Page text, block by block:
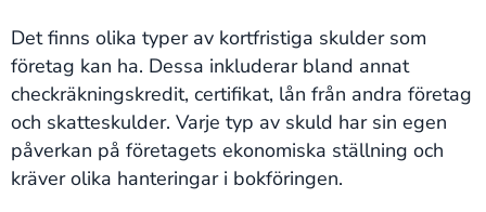
Det finns olika typer av kortfristiga skulder som
företag kan ha. Dessa inkluderar bland annat
checkräkningskredit, certifikat, lån från andra företag
och skatteskulder​​. Varje typ av skuld har sin egen
påverkan på företagets ekonomiska ställning och
kräver olika hanteringar i bokföringen.